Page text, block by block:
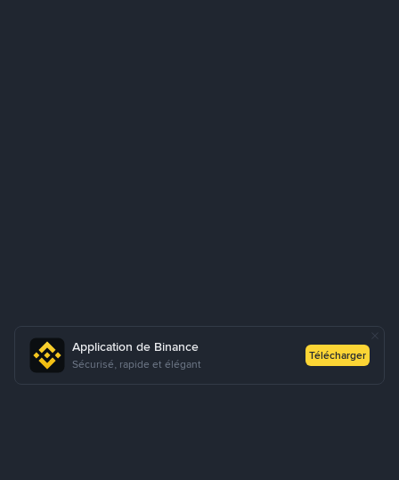
Application de Binance
Sécurisé, rapide et élégant
Télécharger